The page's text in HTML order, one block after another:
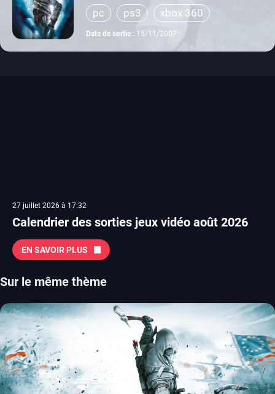
pc ps3 xbox 360
Date de sortie : 15/11/2007
27 juillet 2026 à 17:32
Calendrier des sorties jeux vidéo août 2026
EN SAVOIR PLUS
Sur le même thème